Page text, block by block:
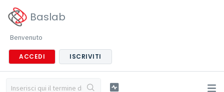
Baslab
Benvenuto
ACCEDI ISCRIVITI